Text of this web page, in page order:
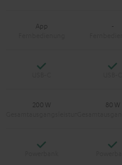
App -
Ja Ja
200 W 80 W
Ja Ja